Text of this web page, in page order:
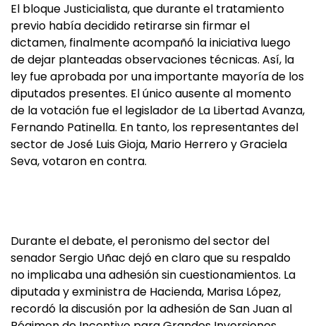
El bloque Justicialista, que durante el tratamiento
previo había decidido retirarse sin firmar el
dictamen, finalmente acompañó la iniciativa luego
de dejar planteadas observaciones técnicas. Así, la
ley fue aprobada por una importante mayoría de los
diputados presentes. El único ausente al momento
de la votación fue el legislador de La Libertad Avanza,
Fernando Patinella. En tanto, los representantes del
sector de José Luis Gioja, Mario Herrero y Graciela
Seva, votaron en contra.
Durante el debate, el peronismo del sector del
senador Sergio Uñac dejó en claro que su respaldo
no implicaba una adhesión sin cuestionamientos. La
diputada y exministra de Hacienda, Marisa López,
recordó la discusión por la adhesión de San Juan al